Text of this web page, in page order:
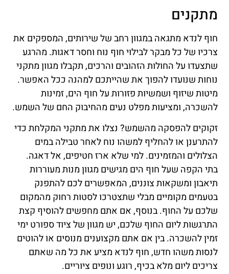
מתקנים
חוף לנדא מתגאה במגוון רחב של שירותים, המספקים את
צרכיו של כל מבקר לבילוי חוף נוח וחסר דאגות. מהרגע
שתצעדו על החולות הזהובים והרכים, תקבלו מגוון מתקני
נוחות שנועדו להפוך את שהייתכם למהנה ככל האפשר.
מיטות שיזוף ושמשיות פזורות על חוף הים, זמינות
להשכרה, ומציעות מפלט נעים מהחיבוק החם של השמש.
זקוקים להפסקה מהשמש? נצלו את מתקני המקלחת כדי
להתרענן או להחליף למשהו נוח לאחר טבילה במים
הצלולים והמזמינים. למי שלא ארז חטיפים, אל דאגה.
בתי הקפה שעל חוף הים מגישים מגוון מנות מעוררות
תיאבון ומשקאות צוננים, המאפשרים לכם להתפנק
בטעמים מקומיים מבלי שתצטרכו לסטות רחוק מהמקום
שלכם על החוף. בנוסף, אם אתם מחפשים להוסיף קצת
התרגשות ליום החוף שלכם, יש מגוון של ציוד ספורט ימי
זמין להשכרה. בין אם אתם מקצוענים מנוסים או להוטים
לנסות משהו חדש, חוף לנדא מציע את כל מה שאתם
צריכים ליום מלא בכיף, רוגע ונופים ציוריים.